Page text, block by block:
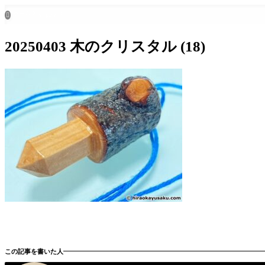

20250403 木のクリスタル (18)
この記事を書いた人